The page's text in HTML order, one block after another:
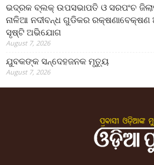
ଭଦ୍ରକ ବ୍ଲକ୍ ଉପସଭାପତି ଓ ସରପଂଚ
ନାଳିଆ ନଦୀବନ୍ଧ ଗୁଡିକର
ସୃଷ୍ଟି ଅଭିଯୋଗ
August 7, 2026
ଯୁବକଙ୍କ ସନ୍ଦେହଜନକ ମୃତ୍ୟୁ
August 7, 2026